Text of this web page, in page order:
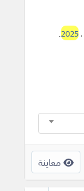
،2025
.
معاينة